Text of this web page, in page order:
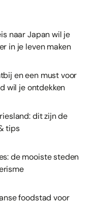
naar Japan wil je
in je leven maken
en een must voor
wil je ontdekken
dit zijn de
tips
de mooiste steden
foodstad voor